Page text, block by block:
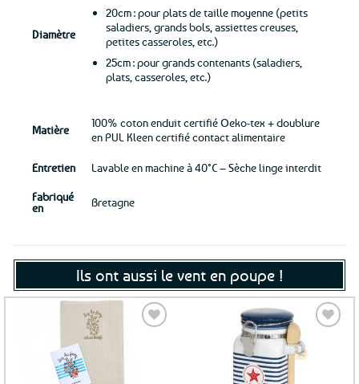
Diamètre
20cm : pour plats de taille moyenne (petits
saladiers, grands bols, assiettes creuses,
petites casseroles, etc.)
25cm : pour grands contenants (saladiers,
plats, casseroles, etc.)
Matière
100% coton enduit certifié Oeko-tex + doublure
en PUL Kleen certifié contact alimentaire
Entretien Lavable en machine à 40°C – Sèche linge interdit
Fabriqué
en
Bretagne
Ils ont aussi le vent en poupe !